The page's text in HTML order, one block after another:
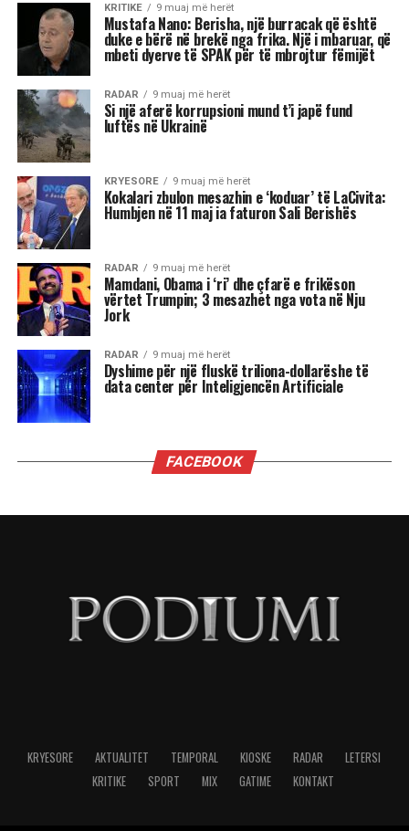
KRITIKE 9 muaj më herët
Mustafa Nano: Berisha, një burracak që është
duke e bërë në brekë nga frika. Një i mbaruar, që
mbeti dyerve të SPAK për të mbrojtur fëmijët
RADAR 9 muaj më herët
Si një aferë korrupsioni mund t’i japë fund
luftës në Ukrainë
KRYESORE 9 muaj më herët
Kokalari zbulon mesazhin e ‘koduar’ të LaCivita:
Humbjen në 11 maj ia faturon Sali Berishës
RADAR 9 muaj më herët
Mamdani, Obama i ‘ri’ dhe çfarë e frikëson
vërtet Trumpin; 3 mesazhet nga vota në Nju
Jork
RADAR 9 muaj më herët
Dyshime për një fluskë triliona-dollarëshe të
data center për Inteligjencën Artificiale
FACEBOOK
KRYESORE AKTUALITET TEMPORAL KIOSKE RADAR
LETERSI
KRITIKE
SPORT MIX GATIME KONTAKT